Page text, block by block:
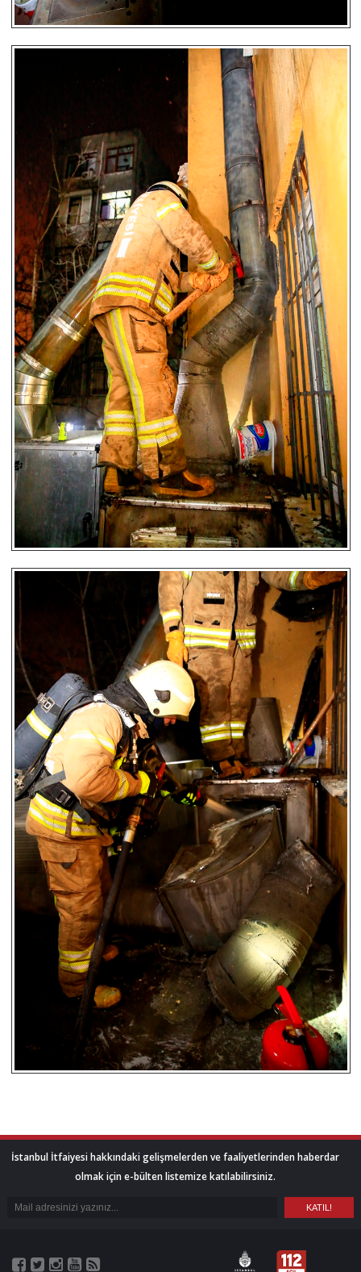
İstanbul İtfaiyesi hakkındaki gelişmelerden ve faaliyetlerinden haberdar
olmak için e-bülten listemize katılabilirsiniz.